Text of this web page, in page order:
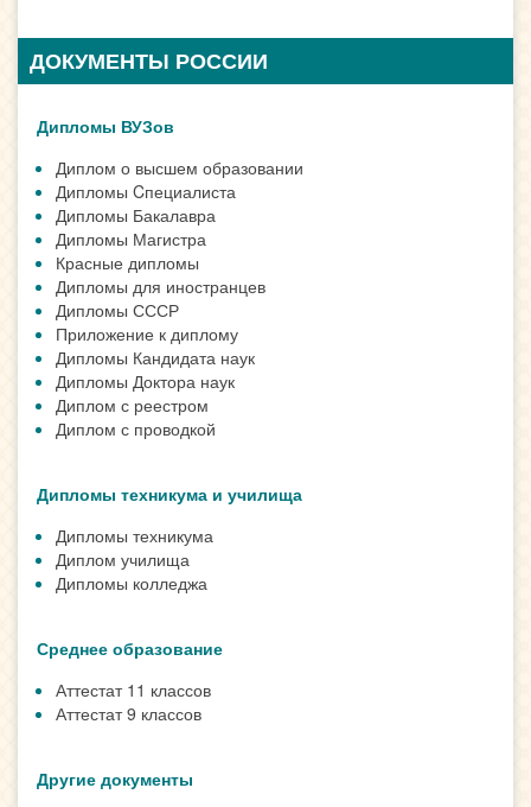
ДОКУМЕНТЫ РОССИИ
Дипломы ВУЗов
Диплом о высшем образовании
Дипломы Cпециалиста
Дипломы Бакалавра
Дипломы Магистра
Красные дипломы
Дипломы для иностранцев
Дипломы СССР
Приложение к диплому
Дипломы Кандидата наук
Дипломы Доктора наук
Диплом с реестром
Диплом с проводкой
Дипломы техникума и училища
Дипломы техникума
Диплом училища
Дипломы колледжа
Среднее образование
Аттестат 11 классов
Аттестат 9 классов
Другие документы